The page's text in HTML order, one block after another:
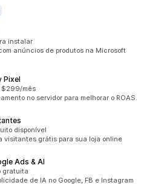
instalar
anúncios de produtos na Microsoft
Pixel
$299/mês
no servidor para melhorar o ROAS.
disponível
visitantes grátis para sua loja online
Ads & AI
gratuita
de IA no Google, FB e Instagram